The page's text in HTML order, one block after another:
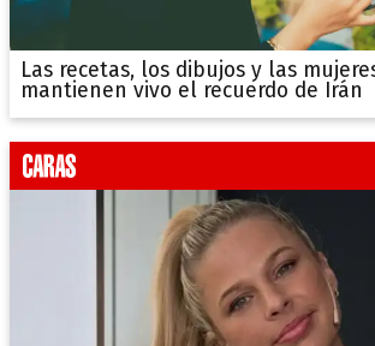
Las recetas, los dibujos y las
mantienen vivo el recuerdo de Irán